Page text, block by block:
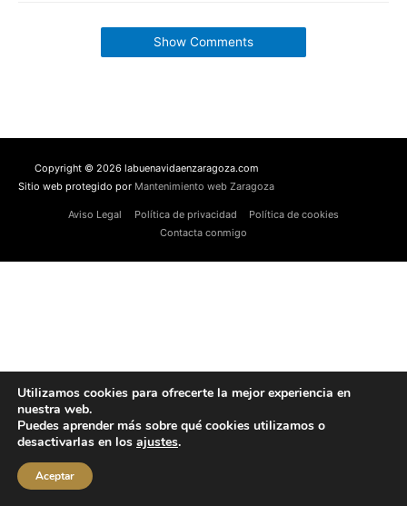
Show Comments
Copyright © 2026 labuenavidaenzaragoza.com
Sitio web protegido por Mantenimiento web Zaragoza
Aviso Legal Política de privacidad
Política de cookies
Contacta conmigo
Utilizamos cookies para ofrecerte la mejor experiencia en
nuestra web.
Puedes aprender más sobre qué cookies utilizamos o
desactivarlas en los ajustes.
Aceptar